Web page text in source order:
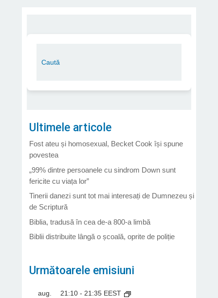
Ultimele articole
Fost ateu și homosexual, Becket Cook își spune
povestea
„99% dintre persoanele cu sindrom Down sunt
fericite cu viața lor”
Tinerii danezi sunt tot mai interesați de Dumnezeu și
de Scriptură
Biblia, tradusă în cea de-a 800-a limbă
Biblii distribuite lângă o școală, oprite de poliție
Următoarele emisiuni
aug.
21:10- 21:35 EEST